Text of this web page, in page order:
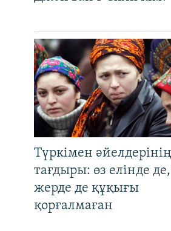
Түркімен әйелдерінің
тағдыры: өз елінде
жерде де құқығы
қорғалмаған